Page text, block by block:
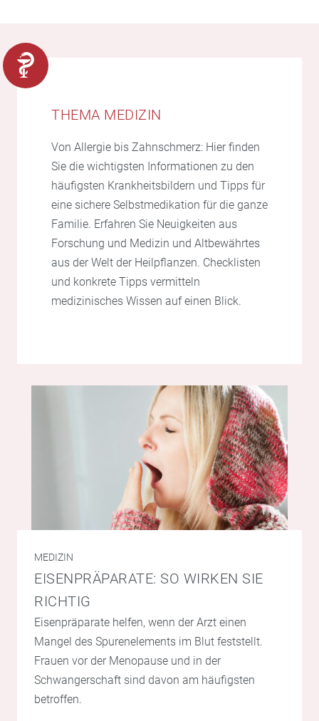
THEMA MEDIZIN
Von Allergie bis Zahnschmerz: Hier finden
Sie die wichtigsten Informationen zu den
häufigsten Krankheitsbildern und Tipps für
eine sichere Selbstmedikation für die ganze
Familie. Erfahren Sie Neuigkeiten aus
Forschung und Medizin und Altbewährtes
aus der Welt der Heilpflanzen. Checklisten
und konkrete Tipps vermitteln
medizinisches Wissen auf einen Blick.
MEDIZIN
EISENPRÄPARATE: SO WIRKEN SIE
RICHTIG
Eisenpräparate helfen, wenn der Arzt einen
Mangel des Spurenelements im Blut feststellt.
Frauen vor der Menopause und in der
Schwangerschaft sind davon am häufigsten
betroffen.